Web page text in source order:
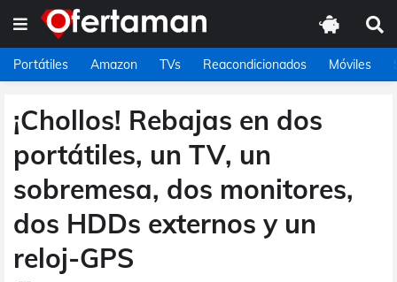
Portátiles Amazon TVs Reacondicionados Móviles
¡Chollos! Rebajas en dos
portátiles, un TV, un
sobremesa, dos monitores,
dos HDDs externos y un
reloj-GPS